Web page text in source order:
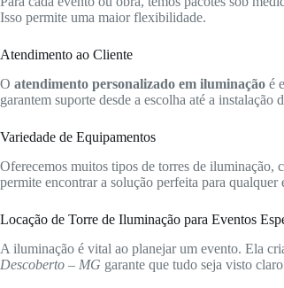
Isso permite uma maior flexibilidade.
Atendimento ao Cliente
O atendimento personalizado em iluminação é
garantem suporte desde a escolha até a instalação
Variedade de Equipamentos
Oferecemos muitos tipos de torres de iluminação,
permite encontrar a solução perfeita para
Locação de Torre de Iluminação para Eventos
A iluminação é vital ao planejar um evento. Ela
Descoberto – MG garante que tudo seja visto